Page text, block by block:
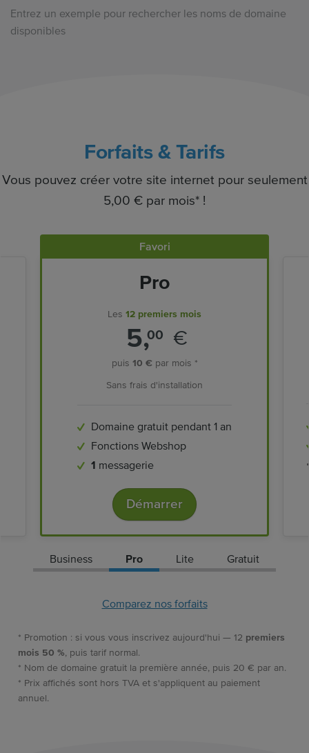
Entrez un exemple pour rechercher les noms de domaine
disponibles
Forfaits & Tarifs
Vous pouvez créer votre site internet pour seulement
5,00 € par mois* !
Favori
Pro
Les 12 premiers mois
5,00 €
puis 10 € par mois *
Sans frais d'installation
Domaine gratuit pendant 1 an
Fonctions Webshop
1 messagerie
Démarrer
Business Pro Lite Gratuit
Comparez nos forfaits
* Promotion : si vous vous inscrivez aujourd'hui — 12 premiers
mois 50 %, puis tarif normal.
* Nom de domaine gratuit la première année, puis 20 € par an.
* Prix affichés sont hors TVA et s'appliquent au paiement
annuel.